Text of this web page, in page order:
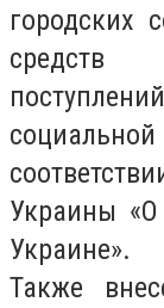
городских
средств
Украины
Украине».
Также